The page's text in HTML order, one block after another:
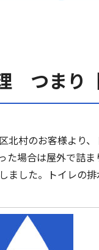
つまり
北村のお客様より
た場合は屋外で詰
ました。トイレの